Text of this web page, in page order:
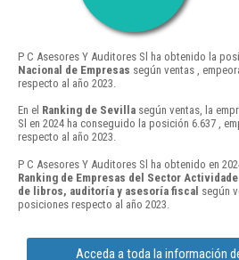
P C Asesores Y Auditores Sl ha obtenido la
Nacional de Empresas según ventas ,
respecto al año 2023.
En el Ranking de Sevilla según ventas, la
Sl en 2024 ha conseguido la posición 6.637 ,
respecto al año 2023.
P C Asesores Y Auditores Sl ha obtenido en
Ranking de Empresas del Sector
de libros, auditoría y asesoría fiscal según
posiciones respecto al año 2023.
Acceda a toda la información